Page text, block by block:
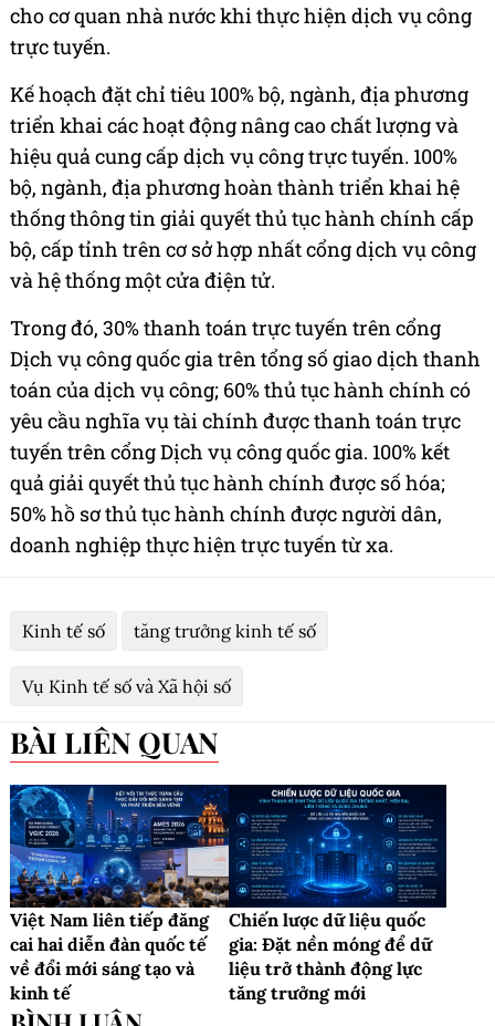
cho cơ quan nhà nước khi thực hiện dịch vụ công
trực tuyến.
Kế hoạch đặt chỉ tiêu 100% bộ, ngành, địa phương
triển khai các hoạt động nâng cao chất lượng và
hiệu quả cung cấp dịch vụ công trực tuyến. 100%
bộ, ngành, địa phương hoàn thành triển khai hệ
thống thông tin giải quyết thủ tục hành chính cấp
bộ, cấp tỉnh trên cơ sở hợp nhất cổng dịch vụ công
và hệ thống một cửa điện tử.
Trong đó, 30% thanh toán trực tuyến trên cổng
Dịch vụ công quốc gia trên tổng số giao dịch thanh
toán của dịch vụ công; 60% thủ tục hành chính có
yêu cầu nghĩa vụ tài chính được thanh toán trực
tuyến trên cổng Dịch vụ công quốc gia. 100% kết
quả giải quyết thủ tục hành chính được số hóa;
50% hồ sơ thủ tục hành chính được người dân,
doanh nghiệp thực hiện trực tuyến từ xa.
Kinh tế số tăng trưởng kinh tế số
Vụ Kinh tế số và Xã hội số
BÀI LIÊN QUAN
Việt Nam liên tiếp đăng
cai hai diễn đàn quốc tế
về đổi mới sáng tạo và
kinh tế
Chiến lược dữ liệu quốc
gia: Đặt nền móng để dữ
liệu trở thành động lực
tăng trưởng mới